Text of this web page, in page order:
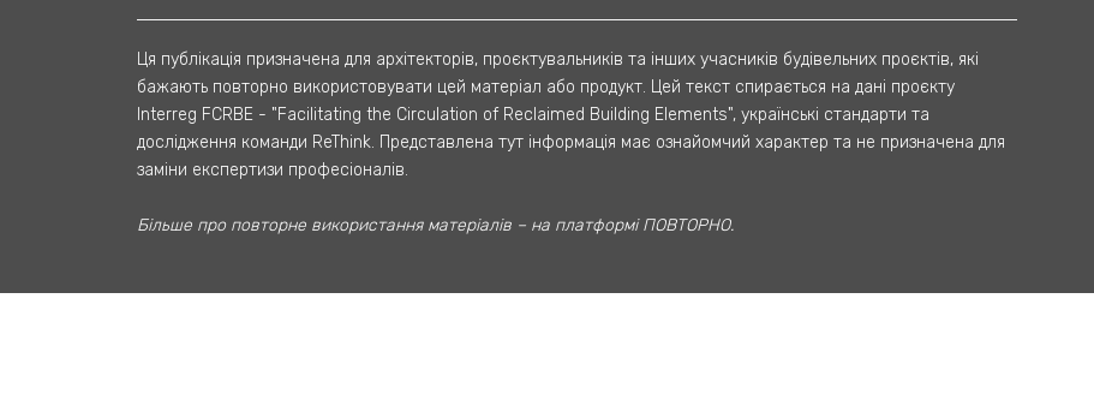
Ця публікація призначена для архітекторів, проєктувальників та інших учасників будівельних проєктів, які
бажають повторно використовувати цей матеріал або продукт. Цей текст спирається на дані проєкту
Interreg FCRBE - "Facilitating the Circulation of Reclaimed Building Elements", українські стандарти та
дослідження команди ReThink. Представлена тут інформація має ознайомчий характер та не призначена для
заміни експертизи професіоналів.
Більше про повторне використання матеріалів – на платформіПОВТОРНО.